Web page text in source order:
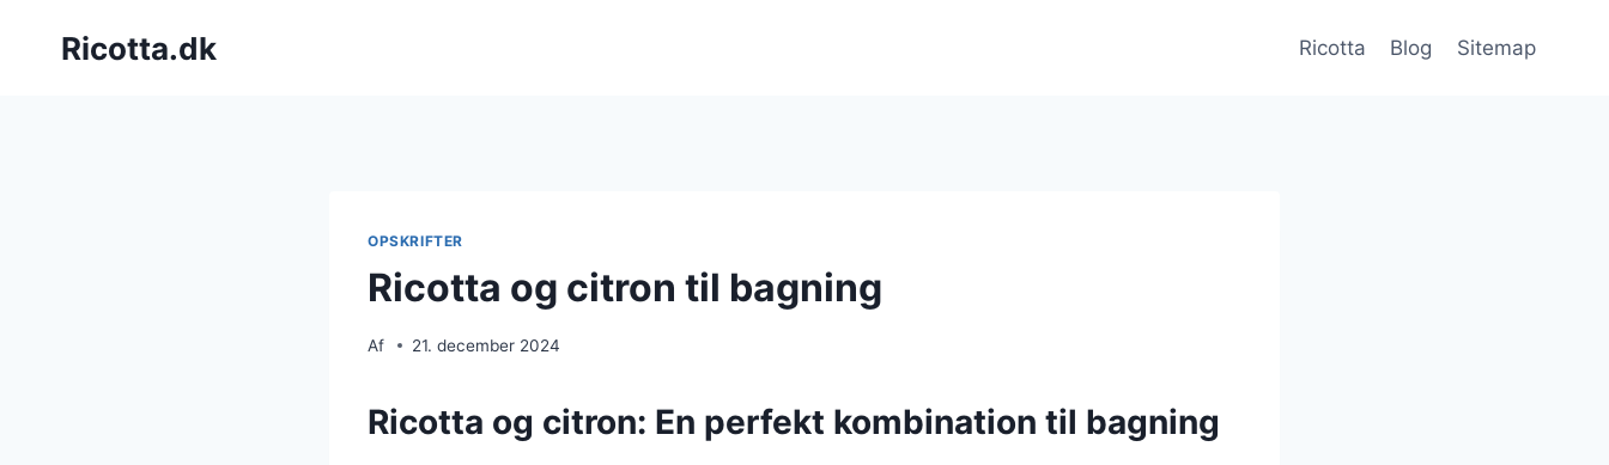
Ricotta.dk Ricotta Blog Sitemap
OPSKRIFTER
Ricotta og citron til bagning
Af 21. december 2024
Ricotta og citron: En perfekt kombination til bagning